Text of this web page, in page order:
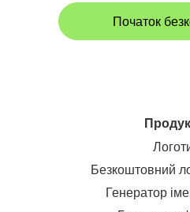
Початок
Безкоштовний
Генератор